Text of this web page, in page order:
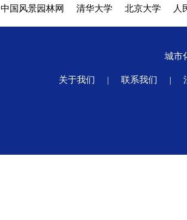
中国风景园林网 清华大学 北京大学 人
城市
关于我们 | 联系我们 |